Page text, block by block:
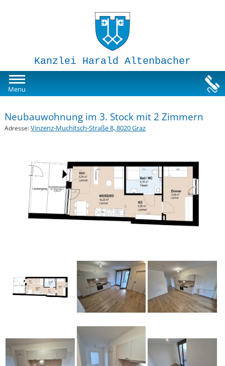
Kanzlei Harald Altenbacher
Menu
Impressum
Neubauwohnung im 3. Stock mit 2 Zimmern
Adresse:Vinzenz-Muchitsch-Straße 8, 8020 Graz